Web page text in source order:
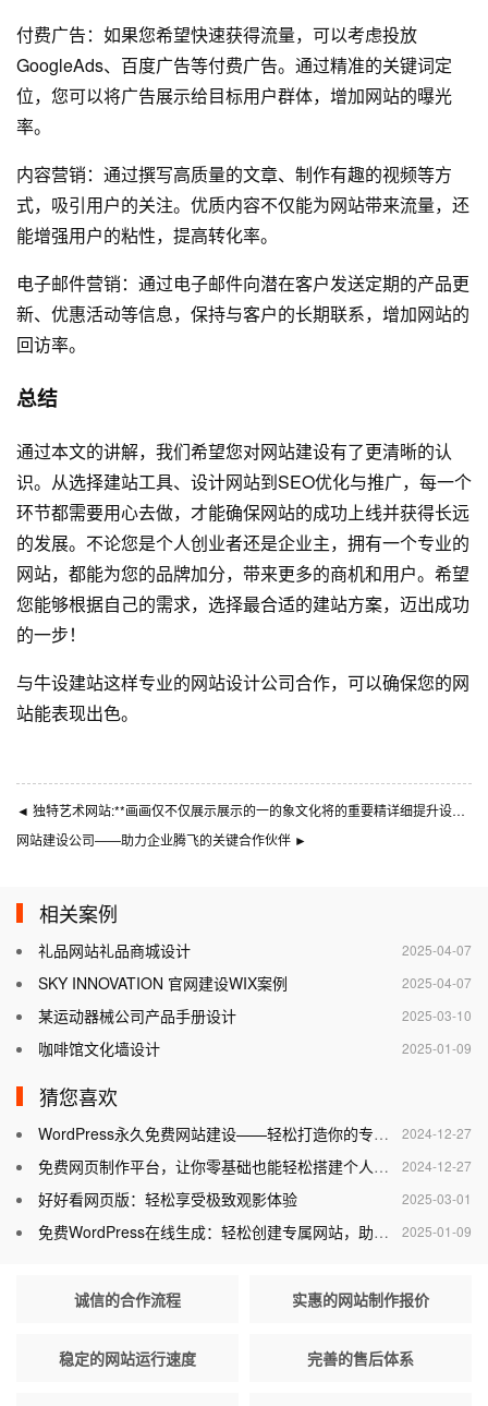
付费广告：如果您希望快速获得流量，可以考虑投放
GoogleAds、百度广告等付费广告。通过精准的关键词定
位，您可以将广告展示给目标用户群体，增加网站的曝光
率。
内容营销：通过撰写高质量的文章、制作有趣的视频等方
式，吸引用户的关注。优质内容不仅能为网站带来流量，还
能增强用户的粘性，提高转化率。
电子邮件营销：通过电子邮件向潜在客户发送定期的产品更
新、优惠活动等信息，保持与客户的长期联系，增加网站的
回访率。
总结
通过本文的讲解，我们希望您对网站建设有了更清晰的认
识。从选择建站工具、设计网站到SEO优化与推广，每一个
环节都需要用心去做，才能确保网站的成功上线并获得长远
的发展。不论您是个人创业者还是企业主，拥有一个专业的
网站，都能为您的品牌加分，带来更多的商机和用户。希望
您能够根据自己的需求，选择最合适的建站方案，迈出成功
的一步！
与牛设建站这样专业的网站设计公司合作，可以确保您的网
站能表现出色。
◄ 独特艺术网站:**画画仅不仅展示展示的一的象文化将的重要精详细提升设计关键形，、网站形、设计、、企业形、设计part视觉打市场独---
网站建设公司——助力企业腾飞的关键合作伙伴 ►
相关案例
2025-04-07
礼品网站礼品商城设计
2025-04-07
SKY INNOVATION 官网建设WIX案例
2025-03-10
某运动器械公司产品手册设计
2025-01-09
咖啡馆文化墙设计
猜您喜欢
2024-12-27
WordPress永久免费网站建设——轻松打造你的专属网站
2024-12-27
免费网页制作平台，让你零基础也能轻松搭建个人网站
2025-03-01
好好看网页版：轻松享受极致观影体验
2025-01-09
免费WordPress在线生成：轻松创建专属网站，助力个人与企业腾飞
诚信的合作流程 实惠的网站制作报价
稳定的网站运行速度 完善的售后体系